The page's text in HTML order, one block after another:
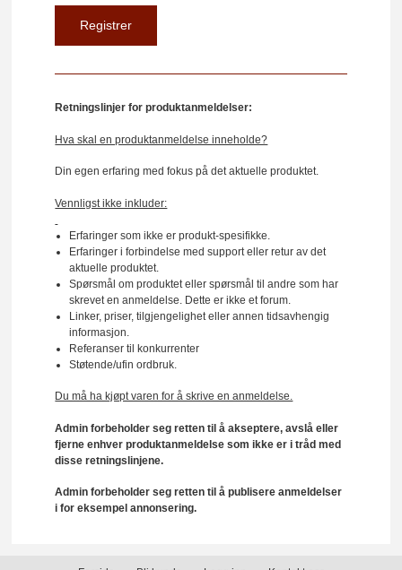
Retningslinjer for produktanmeldelser:
Hva skal en produktanmeldelse inneholde?
Din egen erfaring med fokus på det aktuelle produktet.
Vennligst ikke inkluder:
Erfaringer som ikke er produkt-spesifikke.
Erfaringer i forbindelse med support eller retur av det
aktuelle produktet.
Spørsmål om produktet eller spørsmål til andre som har
skrevet en anmeldelse. Dette er ikke et forum.
Linker, priser, tilgjengelighet eller annen tidsavhengig
informasjon.
Referanser til konkurrenter
Støtende/ufin ordbruk.
Du må ha kjøpt varen for å skrive en anmeldelse.
Admin forbeholder seg retten til å akseptere, avslå eller
fjerne enhver produktanmeldelse som ikke er i tråd med
disse retningslinjene.
Admin forbeholder seg retten til å publisere anmeldelser
i for eksempel annonsering.